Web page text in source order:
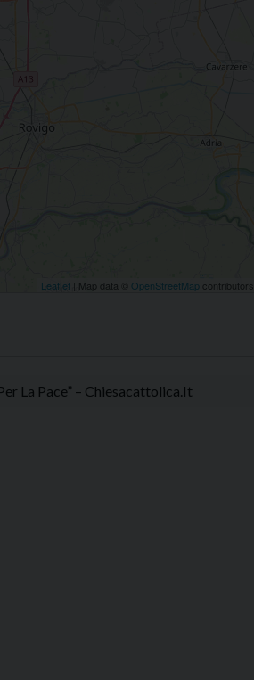
Leaflet | Map data © OpenStreetMap contributors
La Pace” – Chiesacattolica.it